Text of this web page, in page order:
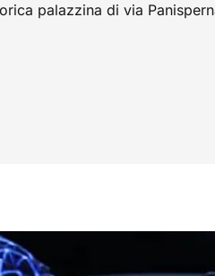
palazzina di via